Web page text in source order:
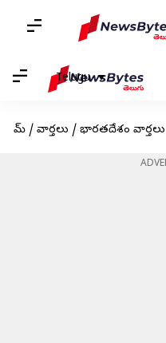
Telugu
హోమ్ / వార్తలు / భారతదేశం వార్తలు